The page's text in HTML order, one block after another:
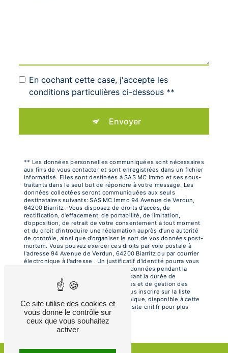
En cochant cette case, j'accepte les
conditions particulières ci-dessous **
Envoyer
** Les données personnelles communiquées sont nécessaires
aux fins de vous contacter et sont enregistrées dans un fichier
informatisé. Elles sont destinées à SAS MC Immo et ses sous-
traitants dans le seul but de répondre à votre message. Les
données collectées seront communiquées aux seuls
destinataires suivants: SAS MC Immo 94 Avenue de Verdun,
64200 Biarritz . Vous disposez de droits d’accès, de
rectification, d’effacement, de portabilité, de limitation,
d’opposition, de retrait de votre consentement à tout moment
et du droit d’introduire une réclamation auprès d’une autorité
de contrôle, ainsi que d’organiser le sort de vos données post-
mortem. Vous pouvez exercer ces droits par voie postale à
l'adresse 94 Avenue de Verdun, 64200 Biarritz ou par courrier
électronique à l'adresse . Un justificatif d'identité pourra vous
être demandé. Nous conservons vos données pendant la
période de prise de contact puis pendant la durée de
prescription légale aux fins probatoires et de gestion des
contentieux. Vous avez le droit de vous inscrire sur la liste
d'opposition au démarchage téléphonique, disponible à cette
adresse: Bloctel.gouv.fr. Consultez le site cnil.fr pour plus
d’informations sur vos droits.
Ce site utilise des cookies et
vous donne le contrôle sur
ceux que vous souhaitez
activer